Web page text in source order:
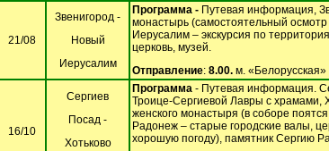
21/08
Звенигород -
Новый
Иерусалим
Программа - Путевая информация,
монастырь (самостоятельный
Иерусалим – экскурсия по
церковь, музей.
Отправление: 8.00. м. «Белорусская»
16/10
Сергиев
Посад -
Хотьково
Программа - Путевая информация.
Троице-Сергиевой Лавры с храмами,
женского монастыря (в соборе
Радонеж – старые городские валы,
хорошую погоду), памятник Сергию